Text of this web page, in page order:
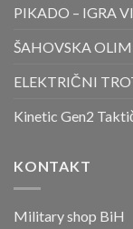
PIKADO – IGRA
ŠAHOVSKA
ELEKTRIČNI
Kinetic Gen2
KONTAKT
Military shop BiH